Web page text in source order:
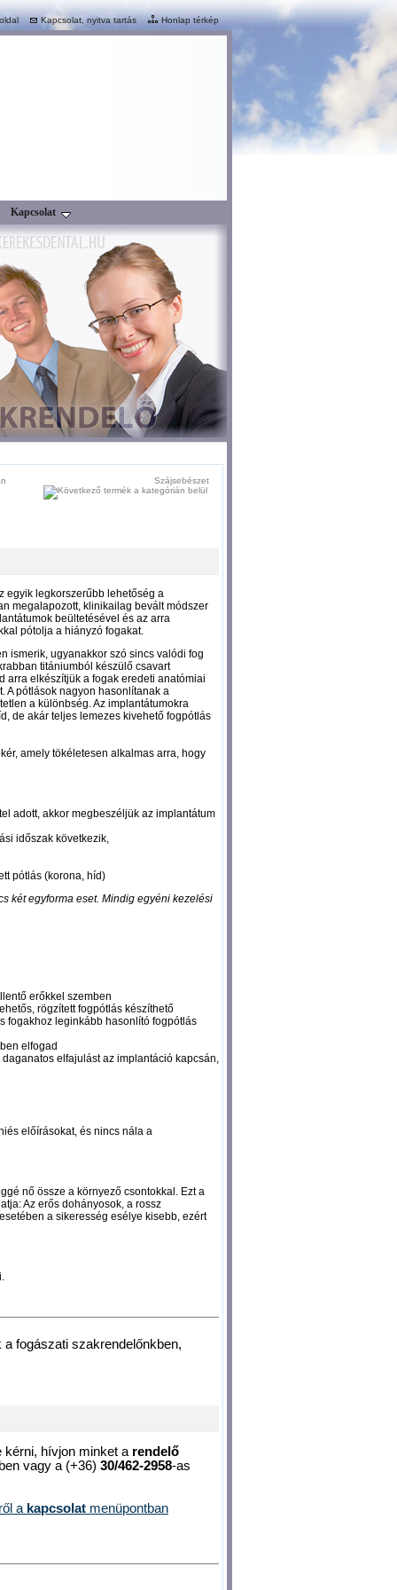
Kapcsolat, nyitva tartás Honlap térkép
Kapcsolat
Szájsebészet
egyik legkorszerűbb lehetőség a
megalapozott, klinikailag bevált módszer
beültetésével és az arra
pótolja a hiányzó fogakat.
ismerik, ugyanakkor szó sincs valódi fog
titániumból készülő csavart
arra elkészítjük a fogak eredeti anatómiai
A pótlások nagyon hasonlítanak a
a különbség. Az implantátumokra
de akár teljes lemezes kivehető fogpótlás
amely tökéletesen alkalmas arra, hogy
adott, akkor megbeszéljük az implantátum
időszak következik,
pótlás (korona, híd)
két egyforma eset. Mindig egyéni kezelési
erőkkel szemben
rögzített fogpótlás készíthető
fogakhoz leginkább hasonlító fogpótlás
elfogad
elfajulást az implantáció kapcsán,
előírásokat, és nincs nála a
nő össze a környező csontokkal. Ezt a
Az erős dohányosok, a rossz
a sikeresség esélye kisebb, ezért
a fogászati szakrendelőnkben,
kérni, hívjon minket a rendelő
vagy a (+36) 30/462-2958-as
a kapcsolat menüpontban